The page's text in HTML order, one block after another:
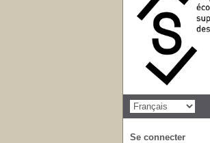
Se connecter